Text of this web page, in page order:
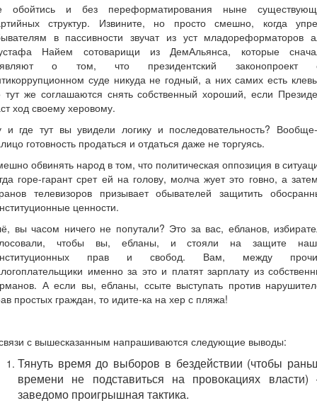
обойтись и без переформатирования ныне
структур. Извините, но просто смешно, когда
в пассивности звучат из уст младореформаторов
Найем сотоварищи из ДемАльянса, которые
о том, что президентский законопроект
суде никуда не годный, а них самих есть
тут же соглашаются снять собственный хороший, если
ход своему херовому.
и где тут вы увидели логику и последовательность?
готовность продаться и отдаться даже не торгуясь.
обвинять народ в том, что политическая оппозиция в
горе-гарант срет ей на голову, молча жует это говно, а
телевизоров призывает обывателей защитить
ценности.
вы часом ничего не попутали? Это за вас, ебланов,
чтобы вы, ебланы, и стояли на защите
прав и свобод. Вам, между
именно за это и платят зарплату из
А если вы, ебланы, ссыте выступать против
простых граждан, то идите-ка на хер с пляжа!
с вышесказанным напрашиваются следующие выводы:
Тянуть время до выборов в бездействии (чтобы
времени не подставиться на провокациях
заведомо проигрышная тактика.